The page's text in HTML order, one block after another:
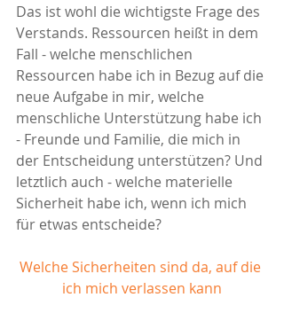
Das ist wohl die wichtigste Frage des
Verstands. Ressourcen heißt in dem
Fall - welche menschlichen
Ressourcen habe ich in Bezug auf die
neue Aufgabe in mir, welche
menschliche Unterstützung habe ich
- Freunde und Familie, die mich in
der Entscheidung unterstützen? Und
letztlich auch - welche materielle
Sicherheit habe ich, wenn ich mich
für etwas entscheide?
Welche Sicherheiten sind da, auf die
ich mich verlassen kann